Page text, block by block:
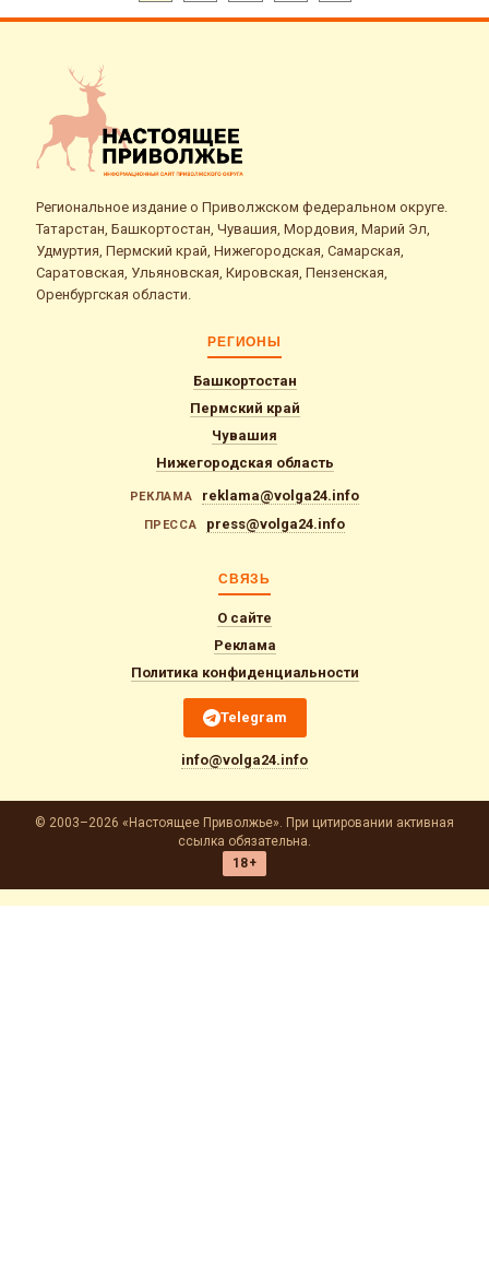
записей
Региональное издание о Приволжском федеральном округе.
Татарстан, Башкортостан, Чувашия, Мордовия, Марий Эл,
Удмуртия, Пермский край, Нижегородская, Самарская,
Саратовская, Ульяновская, Кировская, Пензенская,
Оренбургская области.
РЕГИОНЫ
Башкортостан
Пермский край
Чувашия
Нижегородская область
РЕКЛАМА reklama@volga24.info
ПРЕССА press@volga24.info
СВЯЗЬ
О сайте
Реклама
Политика конфиденциальности
Telegram
info@volga24.info
© 2003–2026 «Настоящее Приволжье». При цитировании активная
ссылка обязательна.
18+